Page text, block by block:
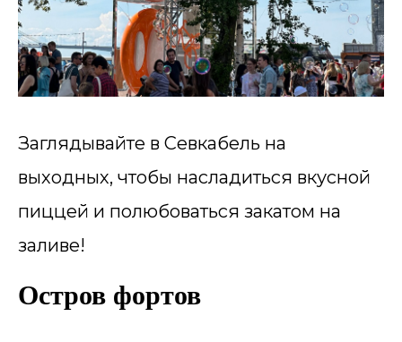
Заглядывайте в Севкабель на
выходных, чтобы насладиться вкусной
пиццей и полюбоваться закатом на
заливе!
Остров фортов